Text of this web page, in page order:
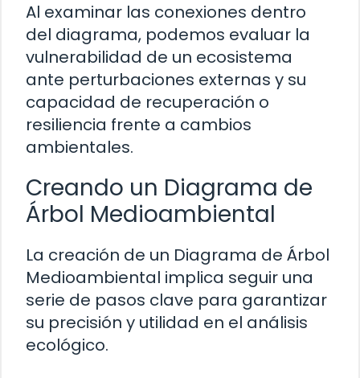
Al examinar las conexiones dentro
del diagrama, podemos evaluar la
vulnerabilidad de un ecosistema
ante perturbaciones externas y su
capacidad de recuperación o
resiliencia frente a cambios
ambientales.
Creando un Diagrama de
Árbol Medioambiental
La creación de un Diagrama de Árbol
Medioambiental implica seguir una
serie de pasos clave para garantizar
su precisión y utilidad en el análisis
ecológico.